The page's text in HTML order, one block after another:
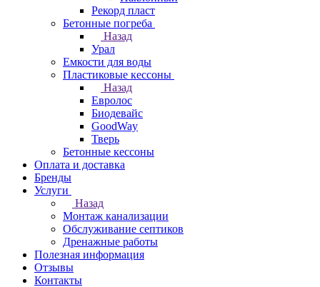
Рекорд пласт
Бетонные погреба
Назад
Урал
Емкости для воды
Пластиковые кессоны
Назад
Евролос
Биодевайс
GoodWay
Тверь
Бетонные кессоны
Оплата и доставка
Бренды
Услуги
Назад
Монтаж канализации
Обслуживание септиков
Дренажные работы
Полезная информация
Отзывы
Контакты